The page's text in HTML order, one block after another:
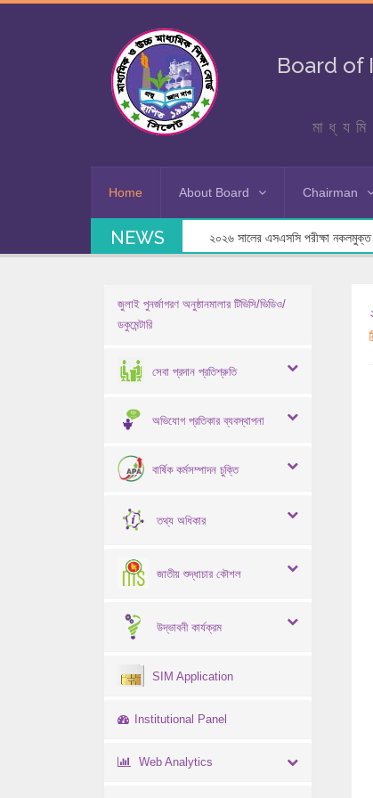
Board of
Home About Board Chairman
NEWS ২০২৬ সালের এসএসসি পরীক্ষা নকলমুক্ত
জুলাই পুনর্জাগরণ অনুষ্ঠানমালার টিভিসি/ভিডিও/
ডকুমেন্টারি
সেবা প্রদান প্রতিশ্রুতি
অভিযোগ প্রতিকার ব্যবস্থাপনা
বার্ষিক কর্মসম্পাদন চুক্তি
তথ্য অধিকার
জাতীয় শুদ্ধাচার কৌশল
উদ্ভাবনী কার্যক্রম
SIM Application
Institutional Panel
Web Analytics